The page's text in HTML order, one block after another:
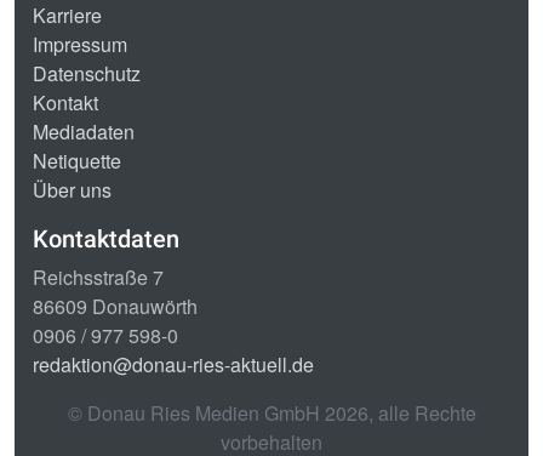
Karriere
Impressum
Datenschutz
Kontakt
Mediadaten
Netiquette
Über uns
Kontaktdaten
Reichsstraße 7
86609 Donauwörth
0906 / 977 598-0
redaktion@donau-ries-aktuell.de
© Donau Ries Medien GmbH 2026, alle Rechte
vorbehalten